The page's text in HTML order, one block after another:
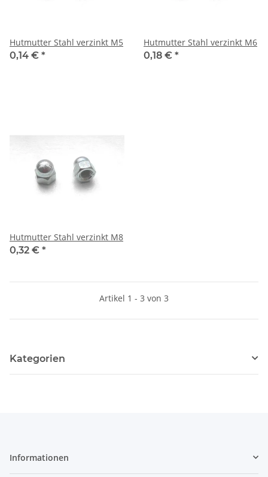
Hutmutter Stahl verzinkt M5
0,14 € *
Hutmutter Stahl verzinkt M6
0,18 € *
Hutmutter Stahl verzinkt M8
0,32 € *
Artikel 1 - 3 von 3
Kategorien
Informationen